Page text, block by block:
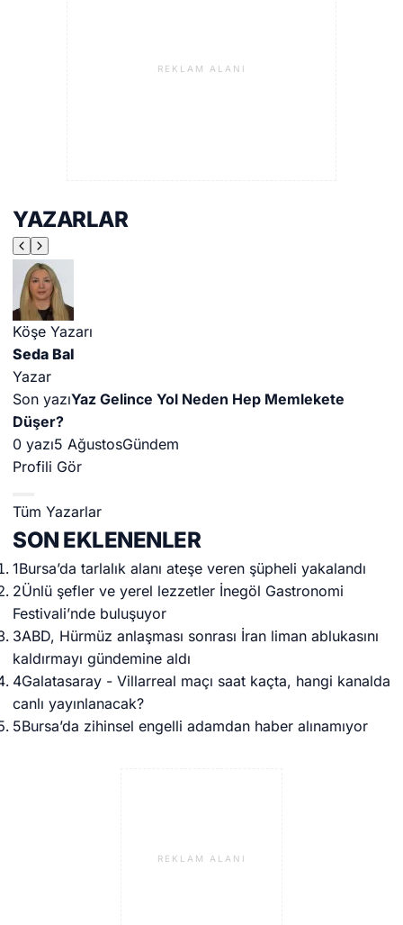
REKLAM ALANI
YAZARLAR
Köşe Yazarı
Adem Demir
Yazar
Son yazıKültür Kazansın, Gürültü Kaybetsin
0 yazı16 Temmuz
Profili Gör
SON EKLENENLER
1Bursa’da tarlalık alanı ateşe veren şüpheli yakalandı
2Ünlü şefler ve yerel lezzetler İnegöl Gastronomi
Festivali’nde buluşuyor
3ABD, Hürmüz anlaşması sonrası İran liman ablukasını
kaldırmayı gündemine aldı
4Galatasaray - Villarreal maçı saat kaçta, hangi kanalda
canlı yayınlanacak?
5Bursa’da zihinsel engelli adamdan haber alınamıyor